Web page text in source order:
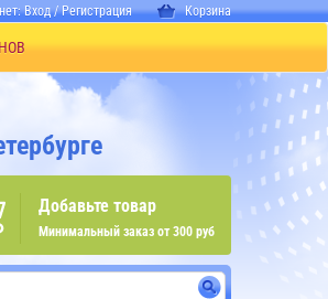
Вход/Регистрация Корзина
Добавьте товар
Минимальный заказ от 300 руб